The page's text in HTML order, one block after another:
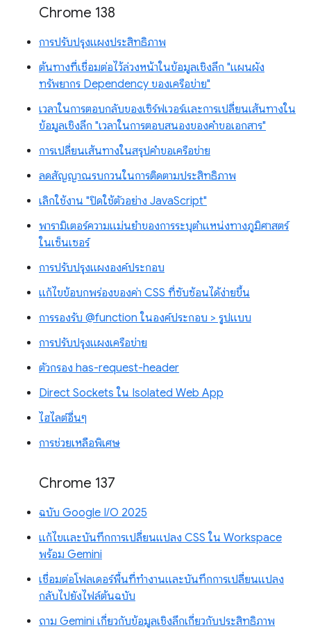
Chrome 138
การปรับปรุงแผงประสิทธิภาพ
ต้นทางที่เชื่อมต่อไว้ล่วงหน้าในข้อมูลเชิงลึก "แผนผัง
ทรัพยากร Dependency ของเครือข่าย"
เวลาในการตอบกลับของเซิร์ฟเวอร์และการเปลี่ยนเส้นทางใน
ข้อมูลเชิงลึก "เวลาในการตอบสนองของคำขอเอกสาร"
การเปลี่ยนเส้นทางในสรุปคำขอเครือข่าย
ลดสัญญาณรบกวนในการติดตามประสิทธิภาพ
เลิกใช้งาน "ปิดใช้ตัวอย่าง JavaScript"
พารามิเตอร์ความแม่นยำของการระบุตำแหน่งทางภูมิศาสตร์
ในเซ็นเซอร์
การปรับปรุงแผงองค์ประกอบ
แก้ไขข้อบกพร่องของค่า CSS ที่ซับซ้อนได้ง่ายขึ้น
การรองรับ @function ในองค์ประกอบ > รูปแบบ
การปรับปรุงแผงเครือข่าย
ตัวกรอง has-request-header
Direct Sockets ใน Isolated Web App
ไฮไลต์อื่นๆ
การช่วยเหลือพิเศษ
Chrome 137
ฉบับ Google I/O 2025
แก้ไขและบันทึกการเปลี่ยนแปลง CSS ใน Workspace
พร้อม Gemini
เชื่อมต่อโฟลเดอร์พื้นที่ทำงานและบันทึกการเปลี่ยนแปลง
กลับไปยังไฟล์ต้นฉบับ
ถาม Gemini เกี่ยวกับข้อมูลเชิงลึกเกี่ยวกับประสิทธิภาพ